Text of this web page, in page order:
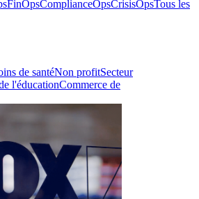
FinOpsComplianceOpsCrisisOpsTous les
de santéNon profitSecteur
l'éducationCommerce de